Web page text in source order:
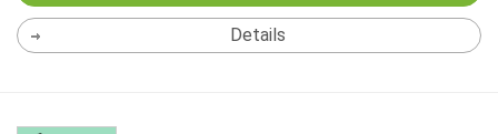
Details